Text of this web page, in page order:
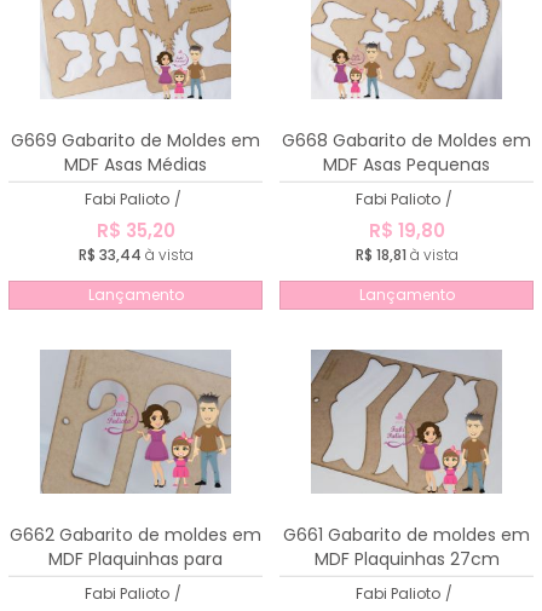
G669 Gabarito de Moldes em
MDF Asas Médias
Fabi Palioto /
R$ 35,20
R$ 33,44 à vista
Lançamento
G668 Gabarito de Moldes em
MDF Asas Pequenas
Fabi Palioto /
R$ 19,80
R$ 18,81 à vista
Lançamento
G662 Gabarito de moldes em
MDF Plaquinhas para
maçaneta
Fabi Palioto /
G661 Gabarito de moldes em
MDF Plaquinhas 27cm
Fabi Palioto /